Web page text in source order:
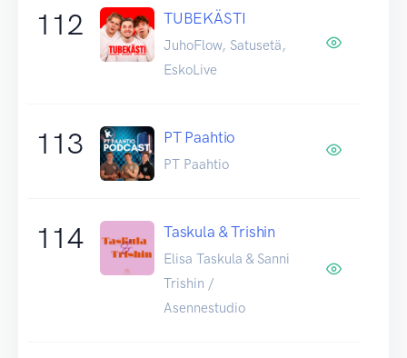
112 TUBEKÄSTI
JuhoFlow, Satusetä,
EskoLive
113 PT Paahtio
PT Paahtio
114 Taskula & Trishin
Elisa Taskula & Sanni
Trishin /
Asennestudio